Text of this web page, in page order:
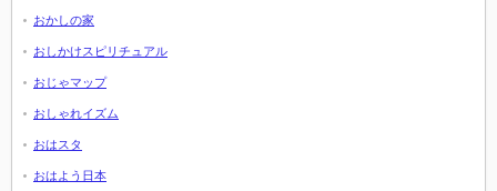
おかしの家
おしかけスピリチュアル
おじゃマップ
おしゃれイズム
おはスタ
おはよう日本